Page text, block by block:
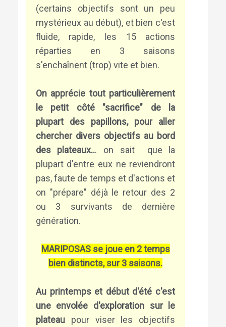
(certains objectifs sont un peu
mystérieux au début), et bien c'est
fluide, rapide, les 15 actions
réparties en 3 saisons
s'enchaînent (trop) vite et bien.
On apprécie tout particulièrement
le petit côté "sacrifice" de la
plupart des papillons, pour aller
chercher divers objectifs au bord
des plateaux... on sait que la
plupart d'entre eux ne reviendront
pas, faute de temps et d'actions et
on "prépare" déjà le retour des 2
ou 3 survivants de dernière
génération.
MARIPOSAS se joue en 2 temps
bien distincts, sur 3 saisons.
Au printemps et début d'été c'est
une envolée d'exploration sur le
plateaupour viser les objectifs